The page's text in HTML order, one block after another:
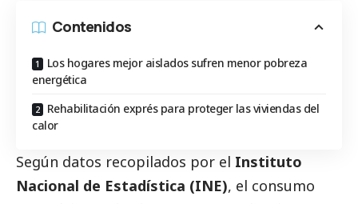
Contenidos
Los hogares mejor aislados sufren menor pobreza
energética
Rehabilitación exprés para proteger las viviendas del
calor
Según datos recopilados por el Instituto
Nacional de Estadística (INE), el consumo